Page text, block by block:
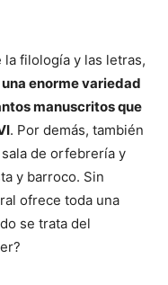
la filología y las letras,
enorme variedad
manuscritos que
. Por demás, también
de orfebrería y
y barroco. Sin
ofrece toda una
se trata del